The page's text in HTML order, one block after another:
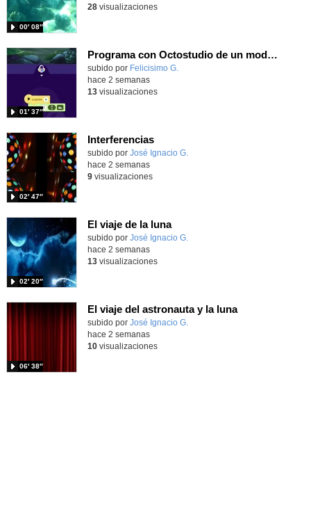
00′ 08″
28visualizaciones
Programa con Octostudio de un modo sencillo, offline y gratuito
Contenido educativo.
subido por Felicisimo G.
01′ 37″
hace 2 semanas
13visualizaciones
Interferencias
Contenido educativo.
subido por José Ignacio G.
02′ 47″
hace 2 semanas
9visualizaciones
El viaje de la luna
Contenido educativo.
subido por José Ignacio G.
02′ 20″
hace 2 semanas
13visualizaciones
El viaje del astronauta y la luna
Contenido educativo.
subido por José Ignacio G.
06′ 38″
hace 2 semanas
10visualizaciones